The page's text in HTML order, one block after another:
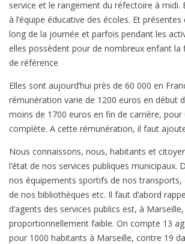
service et le rangement du réfectoire à midi.
à l’équipe éducative des écoles. Et présentes
long de la journée et parfois pendant les
elles possèdent pour de nombreux enfant la
de référence
Elles sont aujourd’hui près de 60 000 en
rémunération varie de 1200 euros en début
moins de 1700 euros en fin de carrière, pour
complète. A cette rémunération, il faut
Nous connaissons, nous, habitants et
l’état de nos services publiques municipaux.
nos équipements sportifs de nos
de nos bibliothèques etc. Il faut d’abord
d’agents des services publics est, à Marseille,
proportionnellement faible. On compte 13
pour 1000 habitants à Marseille, contre 19